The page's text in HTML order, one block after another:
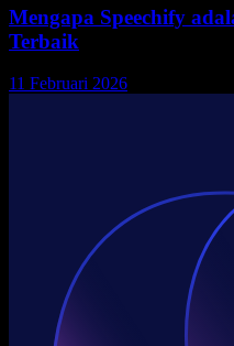
Mengapa Speechify
Terbaik
11 Februari 2026